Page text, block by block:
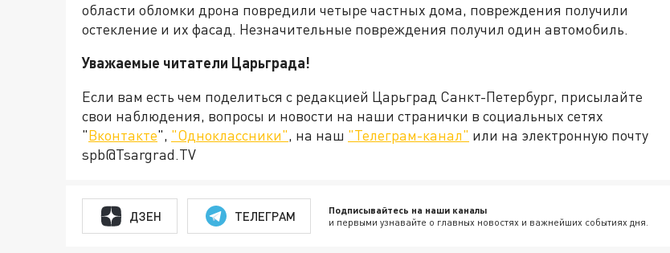
области обломки дрона повредили четыре частных дома, повреждения получили
остекление и их фасад. Незначительные повреждения получил один автомобиль.
Уважаемые читатели Царьграда!
Если вам есть чем поделиться с редакцией Царьград Санкт-Петербург, присылайте
свои наблюдения, вопросы и новости на наши странички в социальных сетях
"Вконтакте", "Одноклассники", на наш "Телеграм-канал" или на электронную почту
spb@Tsargrad.TV
ДЗЕН ТЕЛЕГРАМ Подписывайтесь на наши каналы
и первыми узнавайте о главных новостях и важнейших событиях дня.